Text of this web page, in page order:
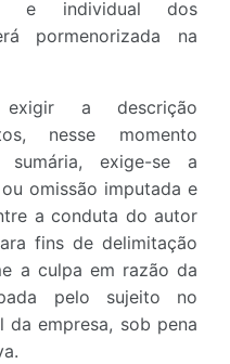
e individual dos
pormenorizada na
a descrição
nesse momento
sumária, exige-se a
omissão imputada e
a conduta do autor
fins de delimitação
a culpa em razão da
pelo sujeito no
empresa, sob pena